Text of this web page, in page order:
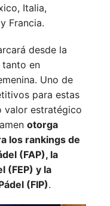
Italia,
Francia.
desde la
tanto en
Uno de
para estas
valor estratégico
otorga
los rankings de
(FAP), la
(FEP) y la
(FIP).